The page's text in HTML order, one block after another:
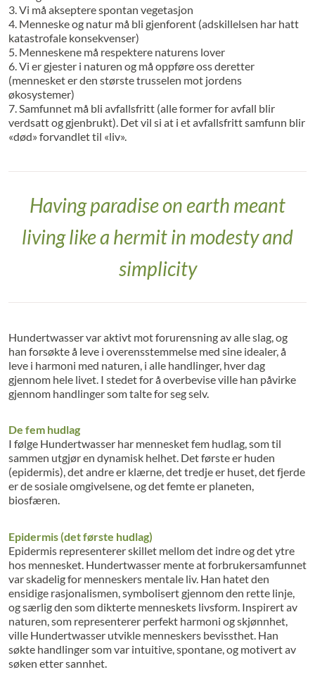
3. Vi må akseptere spontan vegetasjon
4. Menneske og natur må bli gjenforent (adskillelsen har hatt
katastrofale konsekvenser)
5. Menneskene må respektere naturens lover
6. Vi er gjester i naturen og må oppføre oss deretter
(mennesket er den største trusselen mot jordens
økosystemer)
7. Samfunnet må bli avfallsfritt (alle former for avfall blir
verdsatt og gjenbrukt). Det vil si at i et avfallsfritt samfunn blir
«død» forvandlet til «liv».
Having paradise on earth meant
living like a hermit in modesty and
simplicity
Hundertwasser var aktivt mot forurensning av alle slag, og
han forsøkte å leve i overensstemmelse med sine idealer, å
leve i harmoni med naturen, i alle handlinger, hver dag
gjennom hele livet. I stedet for å overbevise ville han påvirke
gjennom handlinger som talte for seg selv.
De fem hudlag
I følge Hundertwasser har mennesket fem hudlag, som til
sammen utgjør en dynamisk helhet. Det første er huden
(epidermis), det andre er klærne, det tredje er huset, det fjerde
er de sosiale omgivelsene, og det femte er planeten,
biosfæren.
Epidermis (det første hudlag)
Epidermis representerer skillet mellom det indre og det ytre
hos mennesket. Hundertwasser mente at forbrukersamfunnet
var skadelig for menneskers mentale liv. Han hatet den
ensidige rasjonalismen, symbolisert gjennom den rette linje,
og særlig den som dikterte menneskets livsform. Inspirert av
naturen, som representerer perfekt harmoni og skjønnhet,
ville Hundertwasser utvikle menneskers bevissthet. Han
søkte handlinger som var intuitive, spontane, og motivert av
søken etter sannhet.